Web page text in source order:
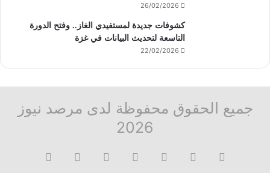
26/02/2026
كشوفات جديدة لمستفيدي الغاز.. وفتح الدورة
التاسعة لتحديث البيانات في غزة
22/02/2026
جميع الحقوق محفوظة لدى مرصد نيوز
2026
فيسبوك تيلقرام واتساب